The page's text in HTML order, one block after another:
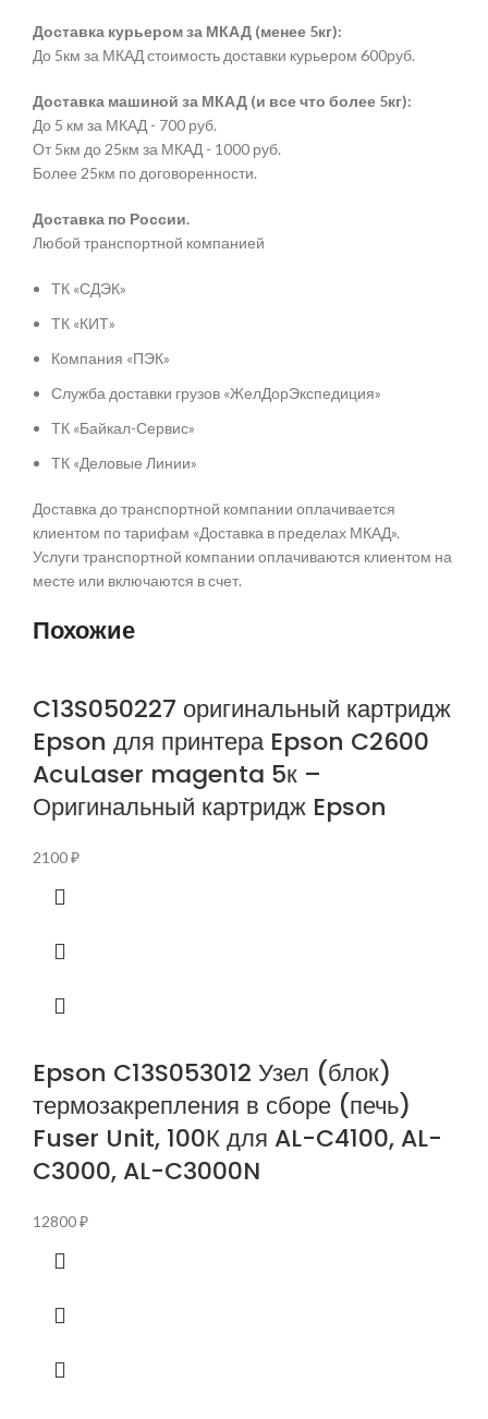
Доставка курьером за МКАД (менее 5кг):
До 5км за МКАД стоимость доставки курьером 600руб.
Доставка машиной за МКАД (и все что более 5кг):
До 5 км за МКАД - 700 руб.
От 5км до 25км за МКАД - 1000 руб.
Более 25км по договоренности.
Доставка по России.
Любой транспортной компанией
ТК «СДЭК»
ТК «КИТ»
Компания «ПЭК»
Служба доставки грузов «ЖелДорЭкспедиция»
ТК «Байкал-Сервис»
ТК «Деловые Линии»
Доставка до транспортной компании оплачивается
клиентом по тарифам «Доставка в пределах МКАД».
Услуги транспортной компании оплачиваются клиентом на
месте или включаются в счет.
Похожие
C13S050227 оригинальный картридж
Epson для принтера Epson C2600
AcuLaser magenta 5к –
Оригинальный картридж Epson
2100₽
Epson C13S053012 Узел (блок)
термозакрепления в сборе (печь)
Fuser Unit, 100К для AL-C4100, AL-
C3000, AL-C3000N
12800₽